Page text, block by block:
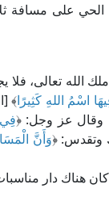
على مسافة
تعالى، فلا
اسْمُ اللهِ كَثِيرًا
وَأَنَّ
هناك دار